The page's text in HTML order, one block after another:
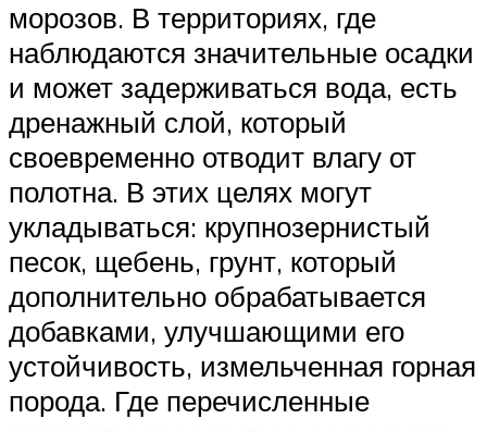
морозов. В территориях, где
наблюдаются значительные осадки
и может задерживаться вода, есть
дренажный слой, который
своевременно отводит влагу от
полотна. В этих целях могут
укладываться: крупнозернистый
песок, щебень, грунт, который
дополнительно обрабатывается
добавками, улучшающими его
устойчивость, измельченная горная
порода. Где перечисленные